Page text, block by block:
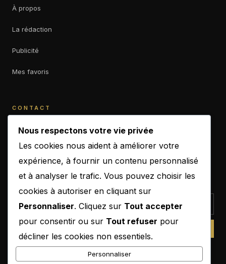
À propos
La rédaction
Publicité
Mes favoris
CONTACT
contact@b-empiremagazine.com
NEWSLETTER
Nous respectons votre vie privée
Les cookies nous aident à améliorer votre
expérience, à fournir un contenu personnalisé
et à analyser le trafic. Vous pouvez choisir les
cookies à autoriser en cliquant sur
Personnaliser. Cliquez sur Tout accepter
pour consentir ou sur Tout refuser pour
décliner les cookies non essentiels.
Personnaliser